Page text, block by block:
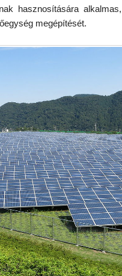
hasznosítására
megépítését.